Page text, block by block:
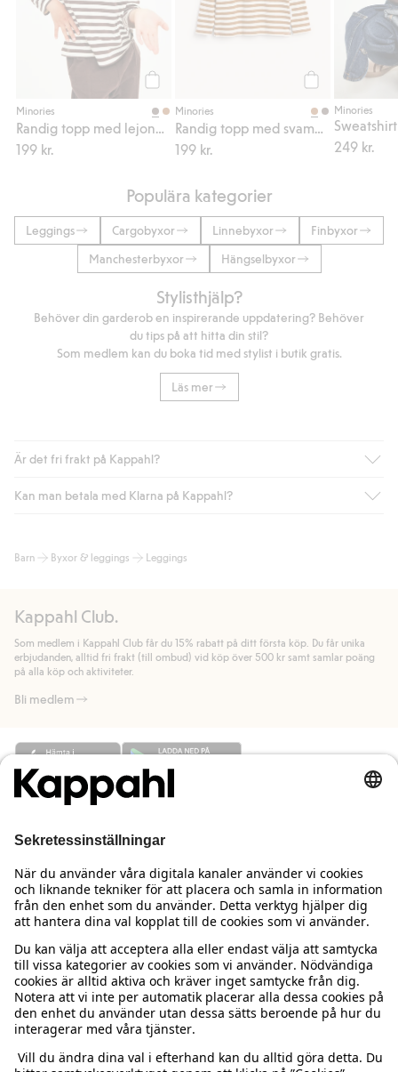
Minories
199 kr.
Minories
199 kr.
Minories
249 kr.
Populära kategorier
Leggings Cargobyxor Linnebyxor
Finbyxor
Manchesterbyxor
Hängselbyxor
Stylisthjälp?
Behöver din garderob en inspirerande uppdatering? Behöver
du tips på att hitta din stil?
Som medlem kan du boka tid med stylist i butik gratis.
Läs mer
Är det fri frakt på Kappahl?
Är du medlem i Kappahl Club har du alltid gratis frakt till butik
automatik efter du loggat in och identifierats som medlem.
handlar för.
Läs mer
Kan man betala med Klarna på Kappahl?
bland annat faktura och swish men även andra betalningssätt.
allmänna villkor.
Läs mer
Barn Byxor & leggings Leggings
Kappahl Club.
Som medlem i Kappahl Club får du 15% rabatt på ditt första köp. Du får unika
erbjudanden, alltid fri frakt (till ombud) vid köp över 500 kr samt samlar poäng
på alla köp och aktiviteter.
Bli medlem
Behöver du hjälp?
Kundservice
Vanliga frågor
Beställning & retur
Kontakta oss
Kappahl Club
Logga in
Kappahl Club
Medlemsvillkor
Om oss
Om Kappahl Group
Villkor & policy
Köpvillkor Sverige
Mer från oss